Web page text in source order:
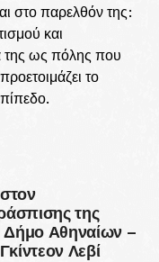
στο παρελθόν της:
και
της ως πόλης που
το
της
Δήμο Αθηναίων –
Λεβί